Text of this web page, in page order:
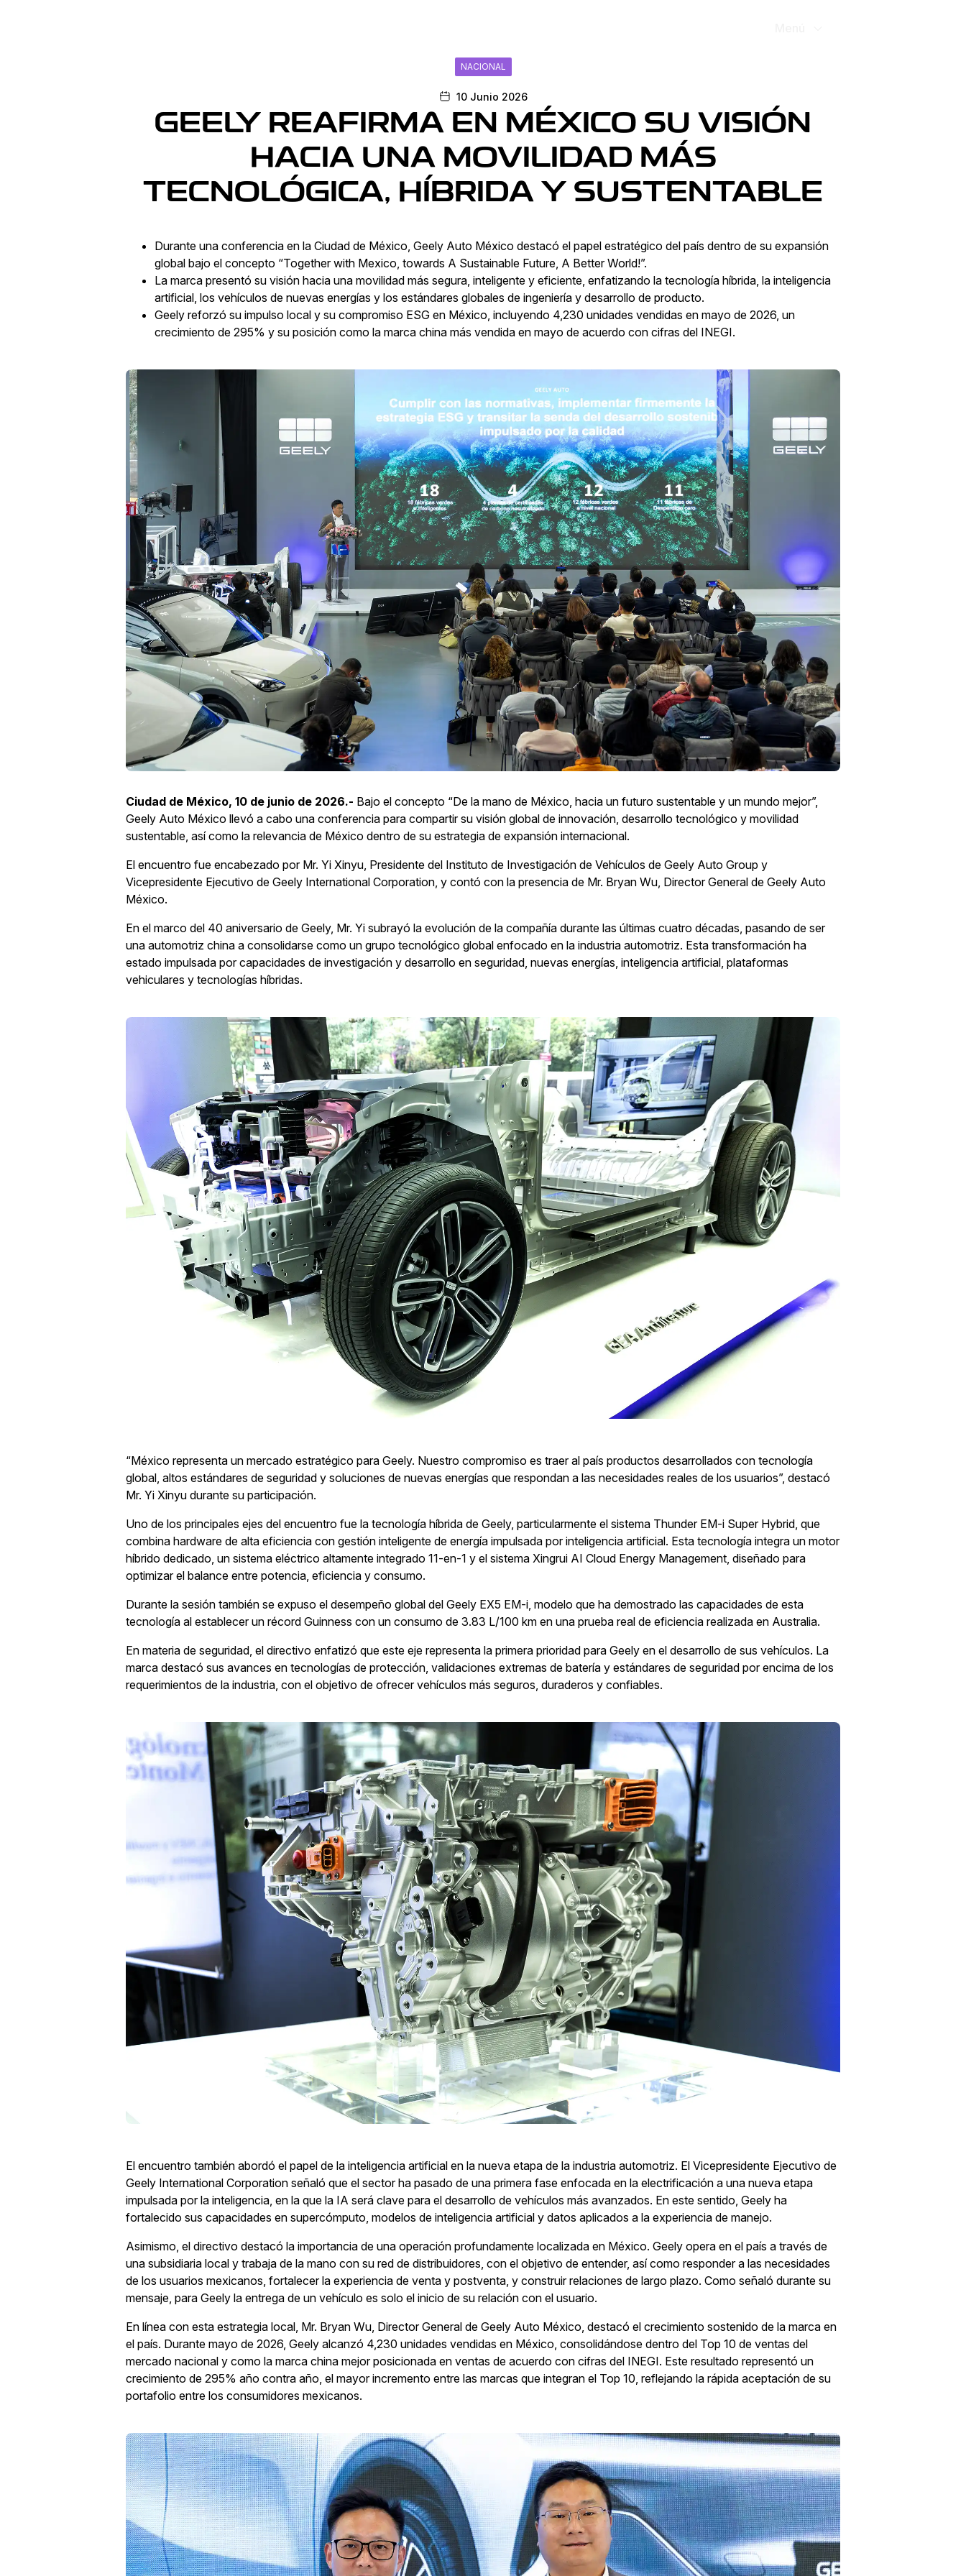
NACIONAL
10 Junio 2026
GEELY REAFIRMA EN MÉXICO SU VISIÓN
HACIA UNA MOVILIDAD MÁS
TECNOLÓGICA, HÍBRIDA Y SUSTENTABLE
Durante una conferencia en la Ciudad de México, Geely Auto México destacó el papel estratégico del país dentro de su expansión
global bajo el concepto “Together with Mexico, towards A Sustainable Future, A Better World!”.
La marca presentó su visión hacia una movilidad más segura, inteligente y eficiente, enfatizando la tecnología híbrida, la inteligencia
artificial, los vehículos de nuevas energías y los estándares globales de ingeniería y desarrollo de producto.
Geely reforzó su impulso local y su compromiso ESG en México, incluyendo 4,230 unidades vendidas en mayo de 2026, un
crecimiento de 295% y su posición como la marca china más vendida en mayo de acuerdo con cifras del INEGI.
Ciudad de México, 10 de junio de 2026.- Bajo el concepto “De la mano de México, hacia un futuro sustentable y un mundo mejor”,
Geely Auto México llevó a cabo una conferencia para compartir su visión global de innovación, desarrollo tecnológico y movilidad
sustentable, así como la relevancia de México dentro de su estrategia de expansión internacional.
El encuentro fue encabezado por Mr. Yi Xinyu, Presidente del Instituto de Investigación de Vehículos de Geely Auto Group y
Vicepresidente Ejecutivo de Geely International Corporation, y contó con la presencia de Mr. Bryan Wu, Director General de Geely Auto
México.
En el marco del 40 aniversario de Geely, Mr. Yi subrayó la evolución de la compañía durante las últimas cuatro décadas, pasando de ser
una automotriz china a consolidarse como un grupo tecnológico global enfocado en la industria automotriz. Esta transformación ha
estado impulsada por capacidades de investigación y desarrollo en seguridad, nuevas energías, inteligencia artificial, plataformas
vehiculares y tecnologías híbridas.
“México representa un mercado estratégico para Geely. Nuestro compromiso es traer al país productos desarrollados con tecnología
global, altos estándares de seguridad y soluciones de nuevas energías que respondan a las necesidades reales de los usuarios”, destacó
Mr. Yi Xinyu durante su participación.
Uno de los principales ejes del encuentro fue la tecnología híbrida de Geely, particularmente el sistema Thunder EM-i Super Hybrid, que
combina hardware de alta eficiencia con gestión inteligente de energía impulsada por inteligencia artificial. Esta tecnología integra un motor
híbrido dedicado, un sistema eléctrico altamente integrado 11-en-1 y el sistema Xingrui AI Cloud Energy Management, diseñado para
optimizar el balance entre potencia, eficiencia y consumo.
Durante la sesión también se expuso el desempeño global del Geely EX5 EM-i, modelo que ha demostrado las capacidades de esta
tecnología al establecer un récord Guinness con un consumo de 3.83 L/100 km en una prueba real de eficiencia realizada en Australia.
En materia de seguridad, el directivo enfatizó que este eje representa la primera prioridad para Geely en el desarrollo de sus vehículos. La
marca destacó sus avances en tecnologías de protección, validaciones extremas de batería y estándares de seguridad por encima de los
requerimientos de la industria, con el objetivo de ofrecer vehículos más seguros, duraderos y confiables.
El encuentro también abordó el papel de la inteligencia artificial en la nueva etapa de la industria automotriz. El Vicepresidente Ejecutivo de
Geely International Corporation señaló que el sector ha pasado de una primera fase enfocada en la electrificación a una nueva etapa
impulsada por la inteligencia, en la que la IA será clave para el desarrollo de vehículos más avanzados. En este sentido, Geely ha
fortalecido sus capacidades en supercómputo, modelos de inteligencia artificial y datos aplicados a la experiencia de manejo.
Asimismo, el directivo destacó la importancia de una operación profundamente localizada en México. Geely opera en el país a través de
una subsidiaria local y trabaja de la mano con su red de distribuidores, con el objetivo de entender, así como responder a las necesidades
de los usuarios mexicanos, fortalecer la experiencia de venta y postventa, y construir relaciones de largo plazo. Como señaló durante su
mensaje, para Geely la entrega de un vehículo es solo el inicio de su relación con el usuario.
En línea con esta estrategia local, Mr. Bryan Wu, Director General de Geely Auto México, destacó el crecimiento sostenido de la marca en
el país. Durante mayo de 2026, Geely alcanzó 4,230 unidades vendidas en México, consolidándose dentro del Top 10 de ventas del
mercado nacional y como la marca china mejor posicionada en ventas de acuerdo con cifras del INEGI. Este resultado representó un
crecimiento de 295% año contra año, el mayor incremento entre las marcas que integran el Top 10, reflejando la rápida aceptación de su
portafolio entre los consumidores mexicanos.